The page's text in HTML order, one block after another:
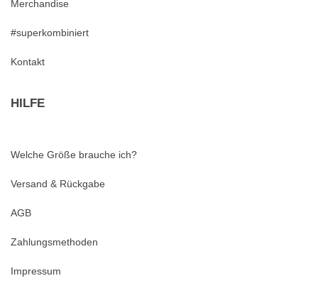
Merchandise
#superkombiniert
Kontakt
HILFE
Welche Größe brauche ich?
Versand & Rückgabe
AGB
Zahlungsmethoden
Impressum